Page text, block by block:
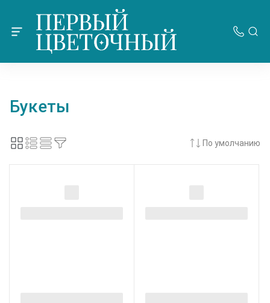
Букеты
По умолчанию